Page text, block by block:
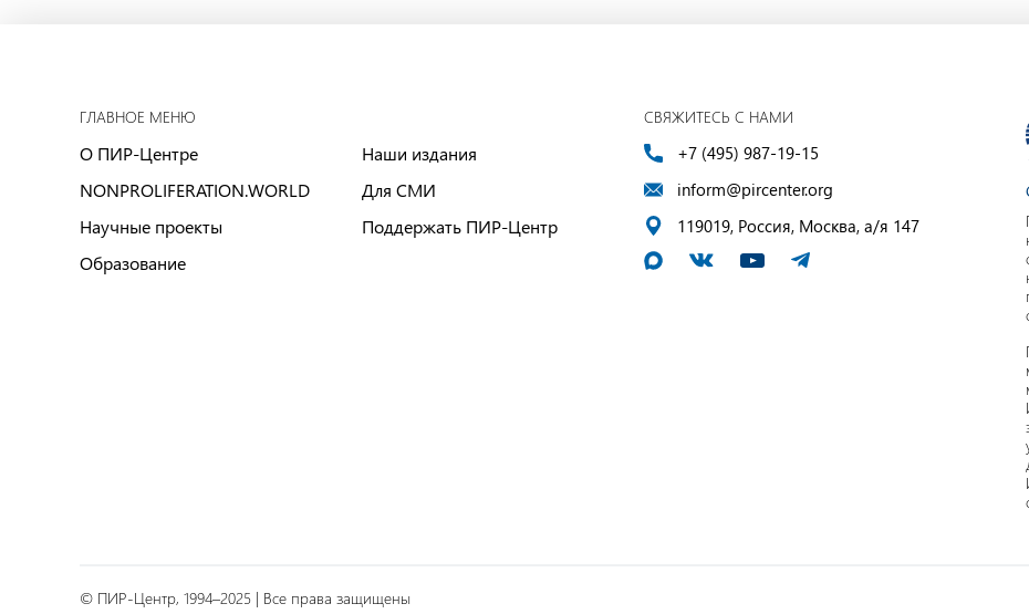
ГЛАВНОЕ МЕНЮ
О ПИР-Центре
NONPROLIFERATION.WORLD
Научные проекты
Образование
Наши издания
Для СМИ
Поддержать ПИР-Центр
СВЯЖИТЕСЬ С НАМИ
+7 (495) 987-19-15
inform@pircenter.org
119019, Россия, Москва, а/я 147
© ПИР-Центр, 1994–2025 | Все права защищены